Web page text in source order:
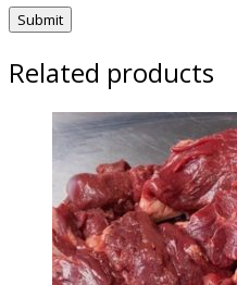
Related products